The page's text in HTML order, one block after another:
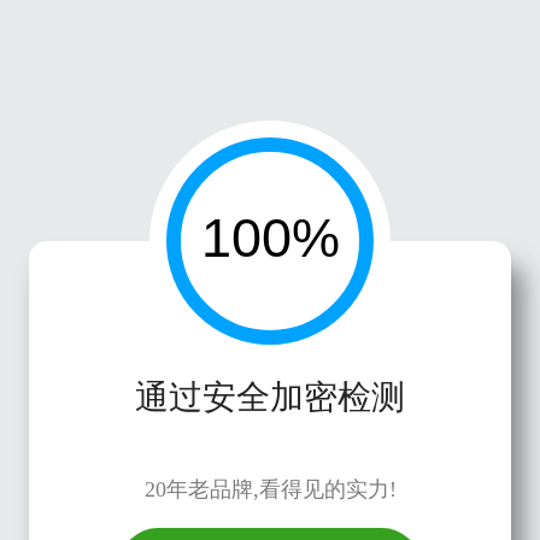
通过安全加密检测
20年老品牌,看得见的实力!